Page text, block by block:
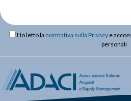
Ho letto la normativa sulla Privacye
personali